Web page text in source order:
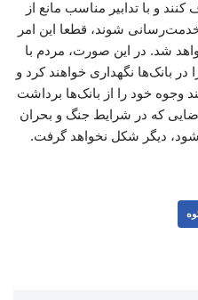
و با تدابیر مناسب مانع از
شوند، قطعا این امر
شد. در این صورت، مردم با
بانک‌ها نگهداری خواهند کرد و
وجوه خود را از بانک‌ها برداشت
که در شرایط جنگ و بحران
دیگر شکل نخواهد گرفت.